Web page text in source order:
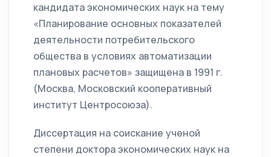
кандидата экономических наук на тему
«Планирование основных показателей
деятельности потребительского
общества в условиях автоматизации
плановых расчетов» защищена в 1991 г.
(Москва, Московский кооперативный
институт Центросоюза).
Диссертация на соискание ученой
степени доктора экономических наук на